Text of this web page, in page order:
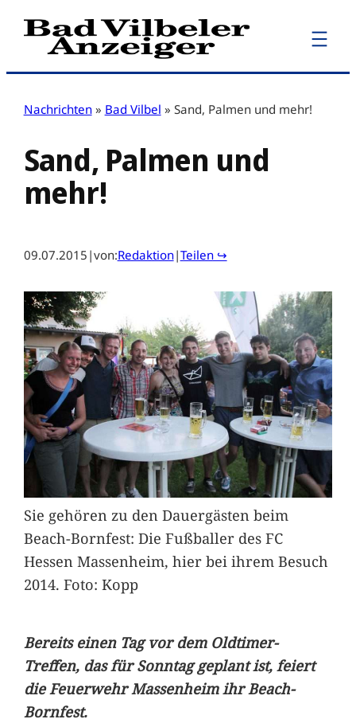
Zum
Inhalt
Nachrichten » Bad Vilbel » Sand, Palmen und mehr!
Sand, Palmen und
mehr!
09.07.2015 |von:Redaktion|Teilen ↪
Sie gehören zu den Dauergästen beim
Beach-Bornfest: Die Fußballer des FC
Hessen Massenheim, hier bei ihrem Besuch
2014. Foto: Kopp
Bereits einen Tag vor dem Oldtimer-
Treffen, das für Sonntag geplant ist, feiert
die Feuerwehr Massenheim ihr Beach-
Bornfest.